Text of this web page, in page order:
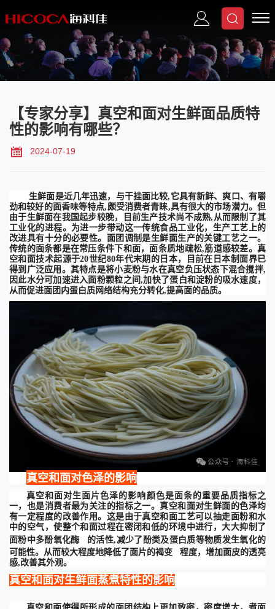
【专家分享】真空和面对生鲜面品质特
性的影响有哪些？
2024-07-19
生鲜面是近几年迅速，与干挂面比较,它具有新鲜、爽口、有嚼
劲和较好的面香味等特点,颇受消费者青睐,具有很大的市场潜力。但
由于生鲜面在我国起步较晚，目前生产技术尚不成熟,从而限制了其
工业化的进程。为进一步带动这一传统食品工业化，生产工艺上的
改进具有十分的必要性。面团调制是生鲜面生产的关键工艺之一。
传统的面条都是在常压条件下和面，面条质地疏松,筋道感较差。真
空和面技术起源于20世纪80年代末期的日本，目前在日本制面界已
得到广泛应用。其特点是将小麦粉与水在真空负压状态下混合搅拌,
因此水分可加速进入面粉颗粒之间,加快了蛋白和淀粉的吸水速度，
从而促进面团内蛋白质网络结构充分转化,提高面的品质。
真空和面对色泽的影响
真空和面对生面片色泽的影响颜色是面条的重要品质指标之
一，也是消费者最为关注的指标之一。真空和面对生鲜面的色泽均
有一定程度的改善作用。这是由于真空和面工艺可以抽走面粉和水
中的空气，使整个和面过程在密闭和低的环境中进行，大大抑制了
面粉中多酚氧化酶 的活性,减少了酚类及蛋白质等物质发生氧化的
可能性。从而较大程度地降低了面片的褐变
程度，增加面皮的透亮
感,改善其外观。
真空和面对生鲜面蒸煮特性的影响